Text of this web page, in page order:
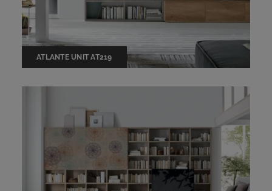
ATLANTE UNIT AT219